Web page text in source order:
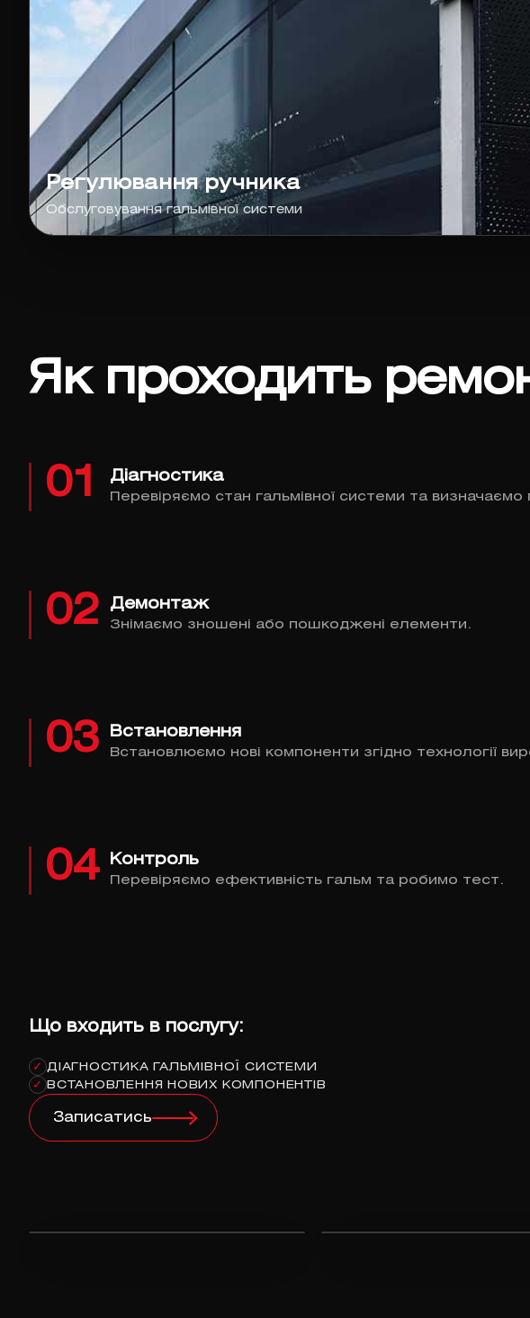
Регулювання ручника
Обслуговування гальмівної системи
Як проходить
01 Діагностика
Перевіряємо стан гальмівної системи та визначаємо
02 Демонтаж
Знімаємо зношені або пошкоджені елементи.
03 Встановлення
Встановлюємо нові компоненти згідно технології
04 Контроль
Перевіряємо ефективність гальм та робимо тест.
Що входить в послугу:
✓ ДІАГНОСТИКА ГАЛЬМІВНОЇ СИСТЕМИ
✓
ВСТАНОВЛЕННЯ НОВИХ КОМПОНЕНТІВ
Записатись